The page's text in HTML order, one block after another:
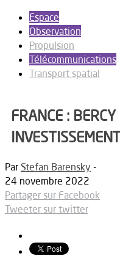
Espace
Observation
Propulsion
Télécommunications
Transport spatial
FRANCE :
Par Stefan Barensky -
24 novembre 2022
Partager sur Facebook
Tweeter sur twitter